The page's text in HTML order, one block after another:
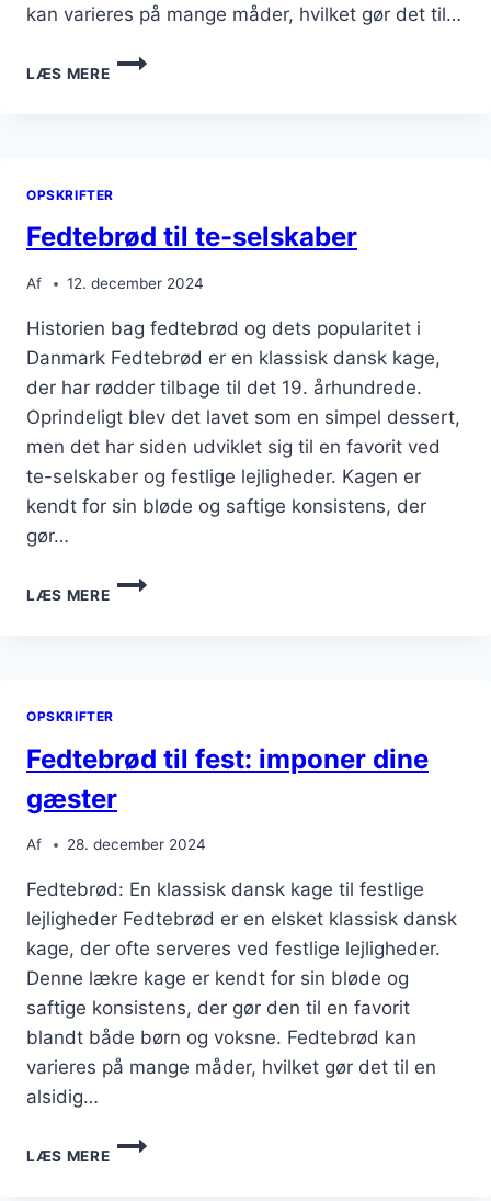
kan varieres på mange måder, hvilket gør det til…
LÆS MERE
FEDTEBRØD
OPSKRIFT
OPSKRIFTER
Fedtebrød til te-selskaber
Af 12. december 2024
Historien bag fedtebrød og dets popularitet i
Danmark Fedtebrød er en klassisk dansk kage,
der har rødder tilbage til det 19. århundrede.
Oprindeligt blev det lavet som en simpel dessert,
men det har siden udviklet sig til en favorit ved
te-selskaber og festlige lejligheder. Kagen er
kendt for sin bløde og saftige konsistens, der
gør…
LÆS MERE
FEDTEBRØD
TIL
OPSKRIFTER
Fedtebrød til fest: imponer dine
gæster
Af 28. december 2024
Fedtebrød: En klassisk dansk kage til festlige
lejligheder Fedtebrød er en elsket klassisk dansk
kage, der ofte serveres ved festlige lejligheder.
Denne lækre kage er kendt for sin bløde og
saftige konsistens, der gør den til en favorit
blandt både børn og voksne. Fedtebrød kan
varieres på mange måder, hvilket gør det til en
alsidig…
LÆS MERE
FEDTEBRØD
TIL